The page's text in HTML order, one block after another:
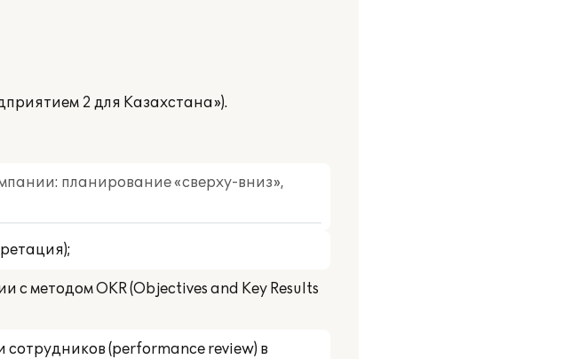
2 для Казахстана»).
планирование «сверху-вниз»,
с методом OKR (Objectives and Key Results
(performance review) в